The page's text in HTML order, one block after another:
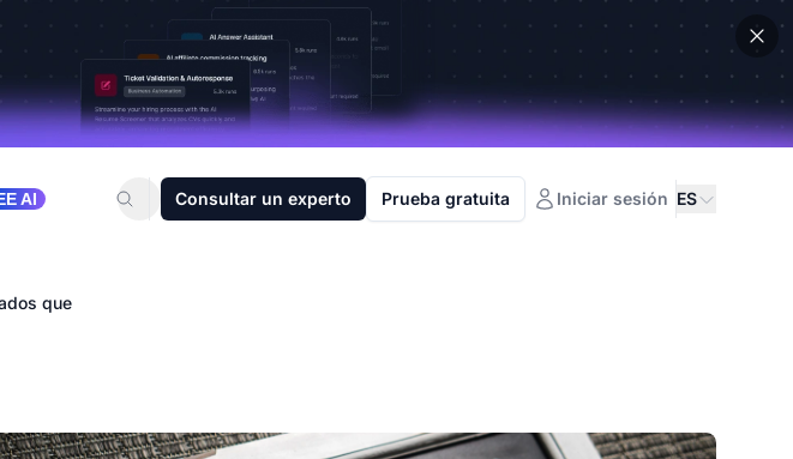
AI Consultar un experto Prueba gratuita Iniciar sesión ES
que